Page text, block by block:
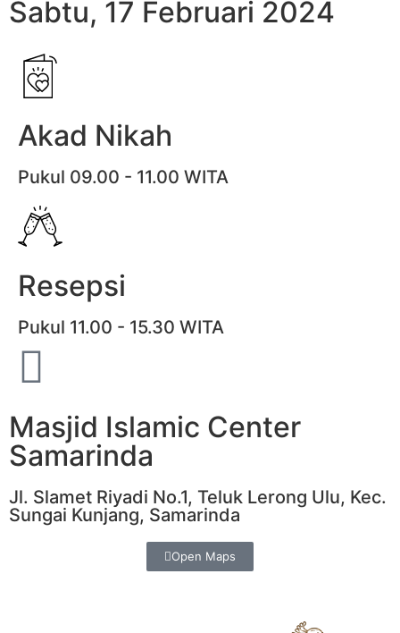
Sabtu, 17 Februari 2024
Akad Nikah
Pukul 09.00 - 11.00 WITA
Resepsi
Pukul 11.00 - 15.30 WITA
Masjid Islamic Center
Samarinda
Jl. Slamet Riyadi No.1, Teluk Lerong Ulu, Kec.
Sungai Kunjang, Samarinda
Open Maps